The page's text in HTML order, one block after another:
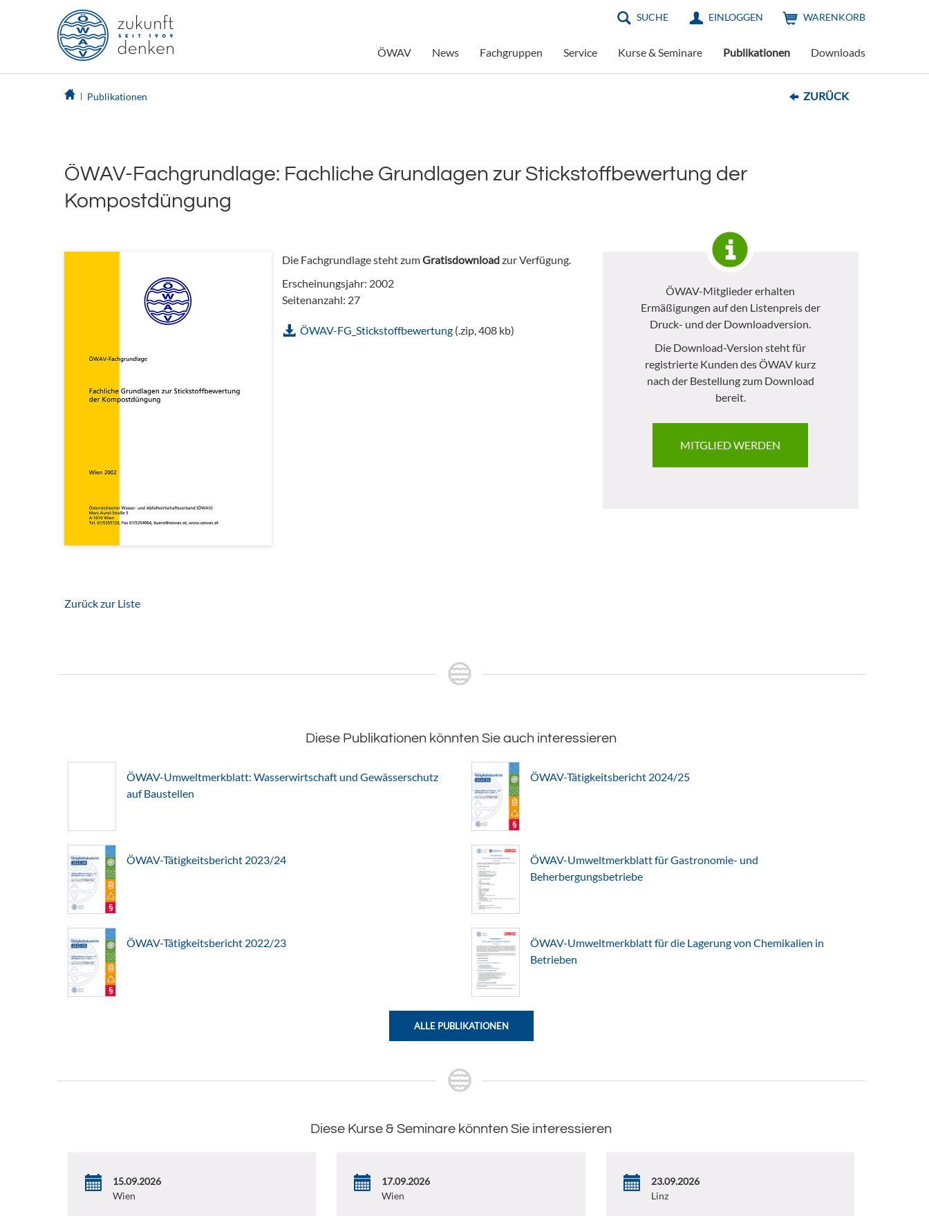
SUCHE EINLOGGEN WARENKORB
ÖWAV News Fachgruppen Service Kurse & Seminare Publikationen Downloads
Publikationen ZURÜCK
ÖWAV-Fachgrundlage: Fachliche Grundlagen zur Stickstoffbewertung der
Kompostdüngung
Die Fachgrundlage steht zumGratisdownloadzur Verfügung.
Erscheinungsjahr: 2002
Seitenanzahl: 27
ÖWAV-FG_Stickstoffbewertung(.zip, 408 kb)
ÖWAV-Mitglieder erhalten
Ermäßigungen auf den Listenpreis der
Druck- und der Downloadversion.
Die Download-Version steht für
registrierte Kunden des ÖWAV kurz
nach der Bestellung zum Download
bereit.
MITGLIED WERDEN
Zurück zur Liste
Diese Publikationen könnten Sie auch interessieren
ÖWAV-Umweltmerkblatt: Wasserwirtschaft und Gewässerschutz
auf Baustellen
ÖWAV-Tätigkeitsbericht 2024/25
ÖWAV-Tätigkeitsbericht 2023/24
ÖWAV-Umweltmerkblatt für Gastronomie- und
Beherbergungsbetriebe
ÖWAV-Tätigkeitsbericht 2022/23
ÖWAV-Umweltmerkblatt für die Lagerung von Chemikalien in
Betrieben
ALLE PUBLIKATIONEN
Diese Kurse & Seminare könnten Sie interessieren
15.09.2026
Wien
17.09.2026
Wien
23.09.2026
Linz